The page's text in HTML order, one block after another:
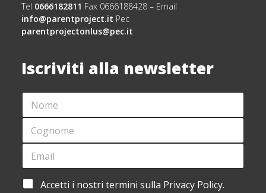
Tel 0666182811 Fax 0666188428 – Email
info@parentproject.it Pec
parentprojectonlus@pec.it
Iscriviti alla newsletter
N
M
*
C
G
O
E
*
C
C
E
E
A
I
L
A
Accetti i nostri termini sulla Privacy Policy.